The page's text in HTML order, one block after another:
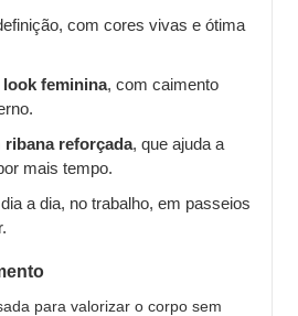
com cores vivas e ótima
look feminina, com caimento
ribana reforçada, que ajuda a
mais tempo.
a dia, no trabalho, em passeios
para valorizar o corpo sem